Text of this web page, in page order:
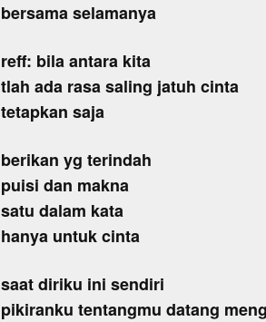
bersama selamanya
reff: bila antara kita
tlah ada rasa saling jatuh cinta
tetapkan saja
berikan yg terindah
puisi dan makna
satu dalam kata
hanya untuk cinta
saat diriku ini sendiri
pikiranku tentangmu datang